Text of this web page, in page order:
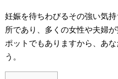
妊娠を待ちわびるその強い気
所であり、多くの女性や夫婦
ポットでもありますから、あ
う。